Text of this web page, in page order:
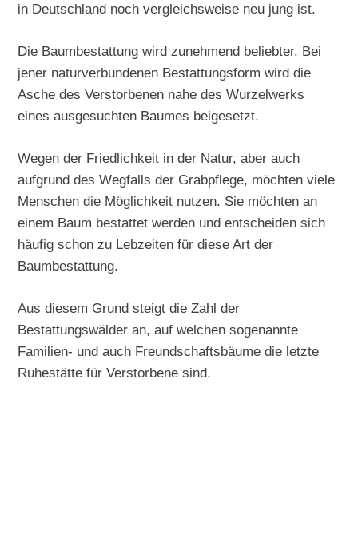
in Deutschland noch vergleichsweise neu jung ist.
Die Baumbestattung wird zunehmend beliebter. Bei
jener naturverbundenen Bestattungsform wird die
Asche des Verstorbenen nahe des Wurzelwerks
eines ausgesuchten Baumes beigesetzt.
Wegen der Friedlichkeit in der Natur, aber auch
aufgrund des Wegfalls der Grabpflege, möchten viele
Menschen die Möglichkeit nutzen. Sie möchten an
einem Baum bestattet werden und entscheiden sich
häufig schon zu Lebzeiten für diese Art der
Baumbestattung.
Aus diesem Grund steigt die Zahl der
Bestattungswälder an, auf welchen sogenannte
Familien- und auch Freundschaftsbäume die letzte
Ruhestätte für Verstorbene sind.